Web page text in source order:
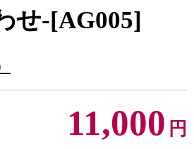
せ-[AG005]
11,000 円